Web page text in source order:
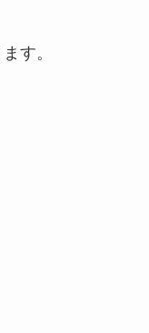
す。